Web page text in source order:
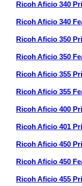
Ricoh Aficio 340
Ricoh Aficio 340
Ricoh Aficio 350
Ricoh Aficio 350
Ricoh Aficio 355
Ricoh Aficio 355
Ricoh Aficio 400
Ricoh Aficio 401
Ricoh Aficio 450
Ricoh Aficio 450
Ricoh Aficio 455